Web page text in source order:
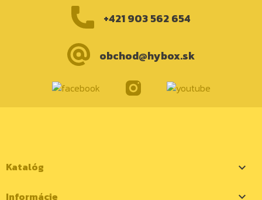
+421 903 562 654
obchod@hybox.sk
Katalóg 
Informácie 